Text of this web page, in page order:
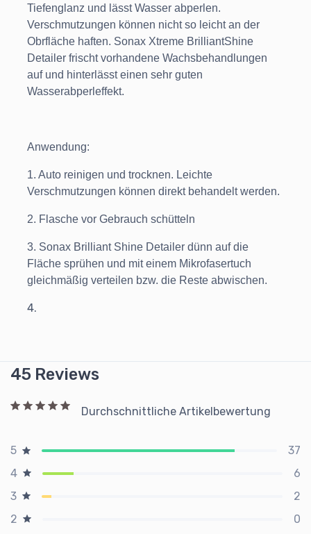
Tiefenglanz und lässt Wasser abperlen.
Verschmutzungen können nicht so leicht an der
Obrfläche haften. Sonax Xtreme BrilliantShine
Detailer frischt vorhandene Wachsbehandlungen
auf und hinterlässt einen sehr guten
Wasserabperleffekt.
Anwendung:
1. Auto reinigen und trocknen. Leichte
Verschmutzungen können direkt behandelt werden.
2. Flasche vor Gebrauch schütteln
3. Sonax Brilliant Shine Detailer dünn auf die
Fläche sprühen und mit einem Mikrofasertuch
gleichmäßig verteilen bzw. die Reste abwischen.
4.
45 Reviews
Durchschnittliche Artikelbewertung
5
37
4
6
3
2
2
0